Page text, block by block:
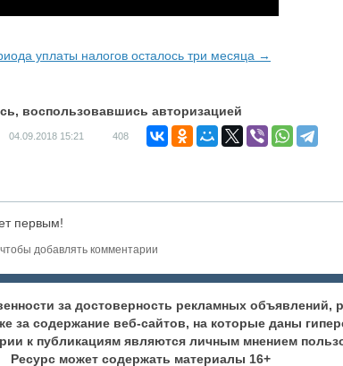
уплаты налогов осталось три месяца →
воспользовавшись авторизацией
04.09.2018 15:21 408
первым!
чтобы добавлять комментарии
за достоверность рекламных объявлений,
за содержание веб-сайтов, на которые даны
к публикациям являются личным мнением
Ресурс может содержать материалы 16+